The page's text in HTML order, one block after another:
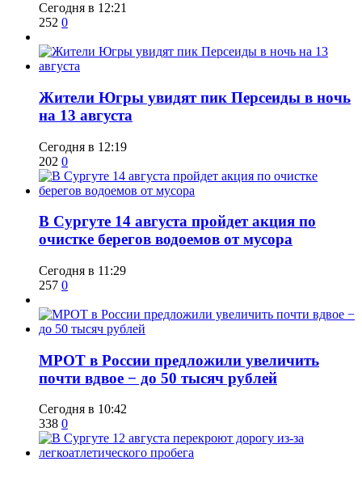
Сегодня в 12:21
252 0
​Жители Югры увидят пик Персеиды в ночь
на 13 августа
Сегодня в 12:19
202 0
​В Сургуте 14 августа пройдет акция по
очистке берегов водоемов от мусора
Сегодня в 11:29
257 0
МРОТ в России предложили увеличить
почти вдвое − до 50 тысяч рублей
Сегодня в 10:42
338 0